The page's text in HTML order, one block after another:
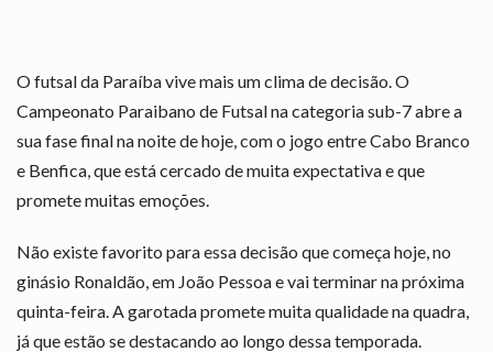
O futsal da Paraíba vive mais um clima de decisão. O
Campeonato Paraibano de Futsal na categoria sub-7 abre a
sua fase final na noite de hoje, com o jogo entre Cabo Branco
e Benfica, que está cercado de muita expectativa e que
promete muitas emoções.
Não existe favorito para essa decisão que começa hoje, no
ginásio Ronaldão, em João Pessoa e vai terminar na próxima
quinta-feira. A garotada promete muita qualidade na quadra,
já que estão se destacando ao longo dessa temporada.